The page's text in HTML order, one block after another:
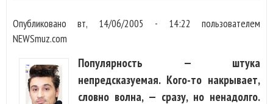
Опубликовановт, 14/06/2005 - 14:22 пользователем
NEWSmuz.com
Популярность — штука
непредсказуемая. Кого-то накрывает,
словно волна, — сразу, но ненадолго.